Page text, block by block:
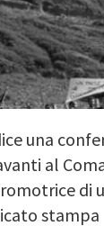
una
al
di
stampa